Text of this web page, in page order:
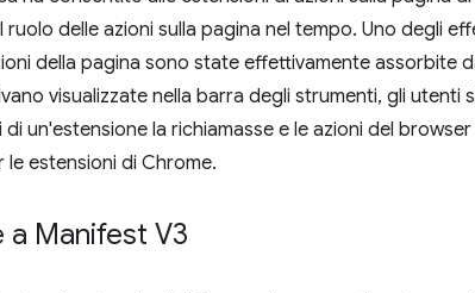
delle azioni sulla pagina nel tempo. Uno degli
della pagina sono state effettivamente assorbite
visualizzate nella barra degli strumenti, gli
un'estensione la richiamasse e le azioni del
estensioni di Chrome.
Manifest V3